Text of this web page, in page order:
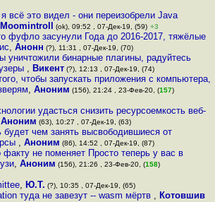
всё это видел - они переизобрели Java
Moomintroll (ok), 09:52 , 07-Дек-19, (59) +3
фуфло засунули Года до 2016-2017, тяжёлые
, Анонн (?), 11:31 , 07-Дек-19, (70)
уничтожили бинарные плагины, радуйтесь
, Викент(?), 12:13 , 07-Дек-19, (74)
чтобы запускать приложения с компьютера,
, Аноним (156), 21:24 , 23-Фев-20, (157)
удасться снизить ресурсоемкость веб-
Аноним (63), 10:27 , 07-Дек-19, (63)
будет чем занять высвободившиеся от
, Аноним (86), 14:52 , 07-Дек-19, (87)
факту не поменяет Просто теперь у вас в
, Аноним (156), 21:26 , 23-Фев-20, (158)
, Ю.Т. (?), 10:35 , 07-Дек-19, (65)
туда не завезут -- wasm мёртв , Котовшив